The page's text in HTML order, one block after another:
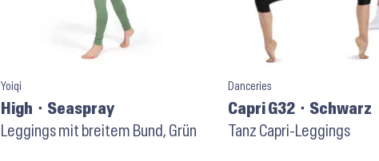
Yoiqi
High ⬝ Seaspray
Leggings mit breitem Bund, Grün
Danceries
Capri G32 ⬝ Schwarz
Tanz Capri-Leggings